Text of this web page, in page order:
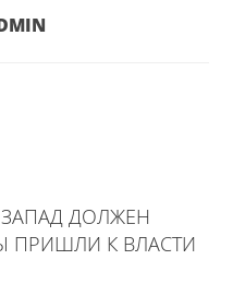
ДОЛЖЕН
ПРИШЛИ К ВЛАСТИ